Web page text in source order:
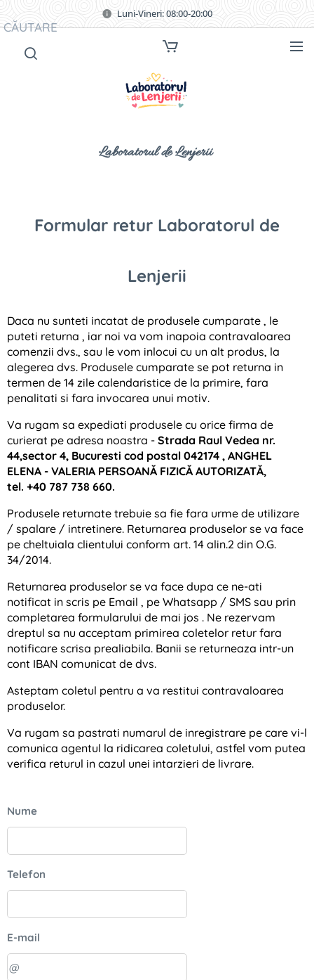
Luni-Vineri: 08:00-20:00
Laboratorul de Lenjerii
CĂUTARE
Formular retur Laboratorul de
Lenjerii
Daca nu sunteti incatat de produsele cumparate , le
puteti returna , iar noi va vom inapoia contravaloarea
comenzii dvs., sau le vom inlocui cu un alt produs, la
alegerea dvs. Produsele cumparate se pot returna in
termen de 14 zile calendaristice de la primire, fara
penalitati si fara invocarea unui motiv.
Va rugam sa expediati produsele cu orice firma de
curierat pe adresa noastra - Strada Raul Vedea nr.
44,sector 4, Bucuresti cod postal 042174 , ANGHEL
ELENA - VALERIA PERSOANĂ FIZICĂ AUTORIZATĂ,
tel. +40 787 738 660.
Produsele returnate trebuie sa fie fara urme de utilizare
/ spalare / intretinere. Returnarea produselor se va face
pe cheltuiala clientului conform art. 14 alin.2 din O.G.
34/2014.
Returnarea produselor se va face dupa ce ne-ati
notificat in scris pe Email , pe Whatsapp / SMS sau prin
completarea formularului de mai jos . Ne rezervam
dreptul sa nu acceptam primirea coletelor retur fara
notificare scrisa prealiabila. Banii se returneaza intr-un
cont IBAN comunicat de dvs.
Asteptam coletul pentru a va restitui contravaloarea
produselor.
Va rugam sa pastrati numarul de inregistrare pe care vi-l
comunica agentul la ridicarea coletului, astfel vom putea
verifica returul in cazul unei intarzieri de livrare.
Nume
Telefon
E-mail